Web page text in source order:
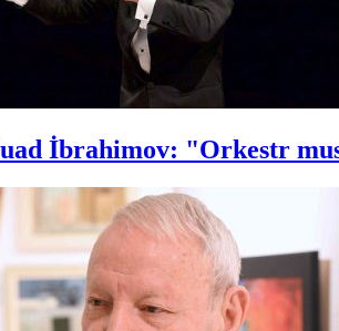
İbrahimov: "Orkestr